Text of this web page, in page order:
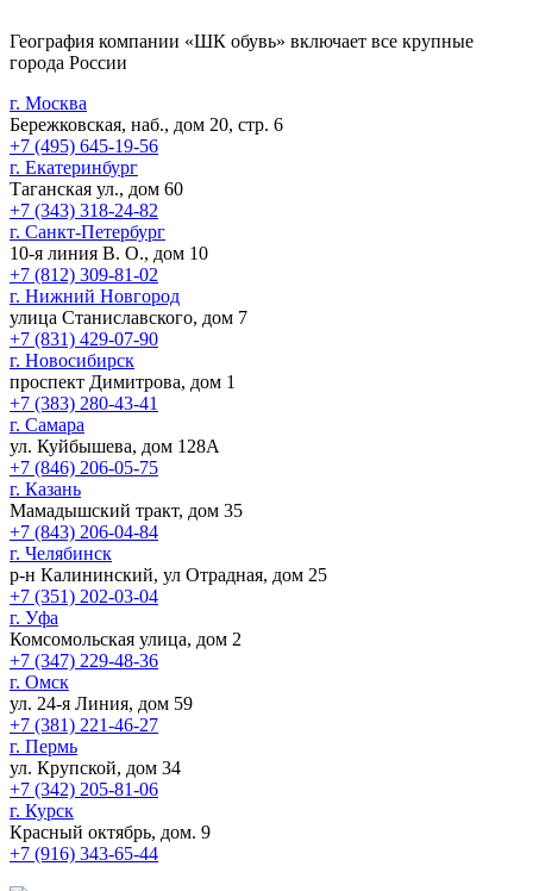
География компании «ШК обувь» включает все крупные
города России
г. Москва
Бережковская, наб., дом 20, стр. 6
+7 (495) 645-19-56
г. Екатеринбург
Таганская ул., дом 60
+7 (343) 318-24-82
г. Санкт-Петербург
10-я линия В. О., дом 10
+7 (812) 309-81-02
г. Нижний Новгород
улица Станиславского, дом 7
+7 (831) 429-07-90
г. Новосибирск
проспект Димитрова, дом 1
+7 (383) 280-43-41
г. Самара
ул. Куйбышева, дом 128А
+7 (846) 206-05-75
г. Казань
Мамадышский тракт, дом 35
+7 (843) 206-04-84
г. Челябинск
р-н Калининский, ул Отрадная, дом 25
+7 (351) 202-03-04
г. Уфа
Комсомольская улица, дом 2
+7 (347) 229-48-36
г. Омск
ул. 24-я Линия, дом 59
+7 (381) 221-46-27
г. Пермь
ул. Крупской, дом 34
+7 (342) 205-81-06
г. Курск
Красный октябрь, дом. 9
+7 (916) 343-65-44